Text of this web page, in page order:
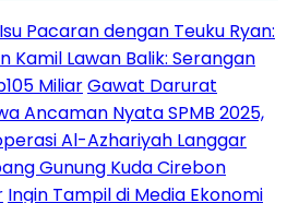
Pacaran dengan Teuku Ryan:
Kamil Lawan Balik: Serangan
MiliarGawat Darurat
Ancaman Nyata SPMB 2025,
Al-Azhariyah Langgar
Gunung Kuda Cirebon
Ingin Tampil di Media Ekonomi